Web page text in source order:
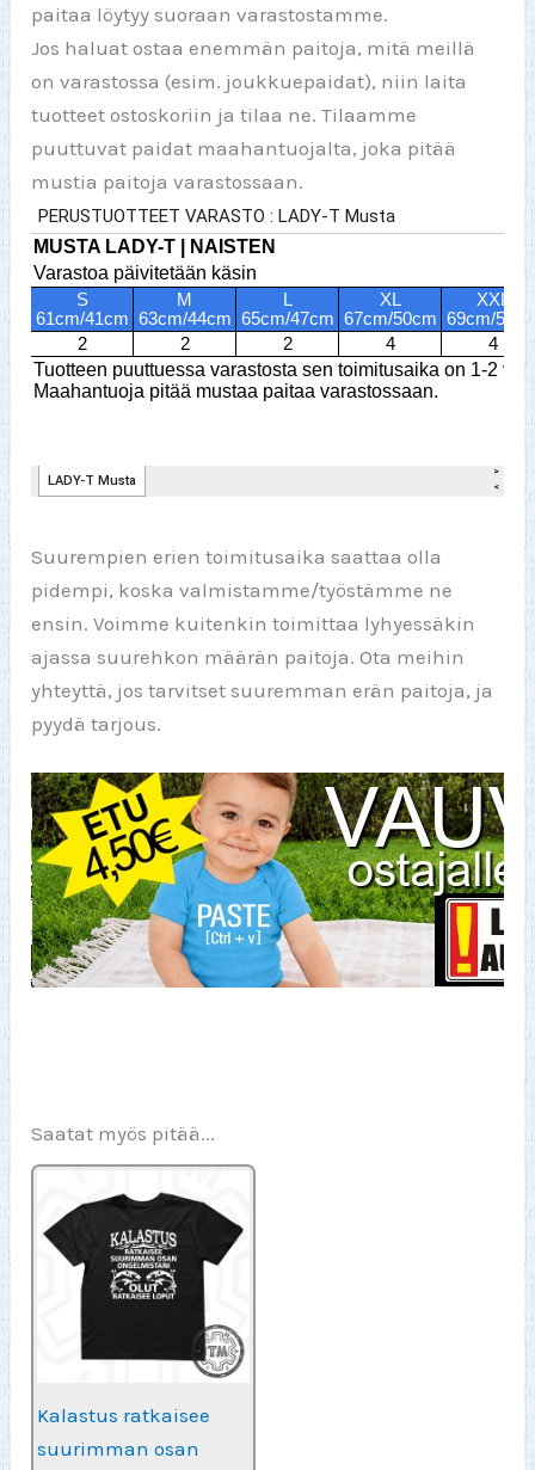
paitaa löytyy suoraan varastostamme.
Jos haluat ostaa enemmän paitoja, mitä meillä
on varastossa (esim. joukkuepaidat), niin laita
tuotteet ostoskoriin ja tilaa ne. Tilaamme
puuttuvat paidat maahantuojalta, joka pitää
mustia paitoja varastossaan.
Suurempien erien toimitusaika saattaa olla
pidempi, koska valmistamme/työstämme ne
ensin. Voimme kuitenkin toimittaa lyhyessäkin
ajassa suurehkon määrän paitoja. Ota meihin
yhteyttä, jos tarvitset suuremman erän paitoja, ja
pyydä tarjous.
Saatat myös pitää...
Kalastus ratkaisee
suurimman osan